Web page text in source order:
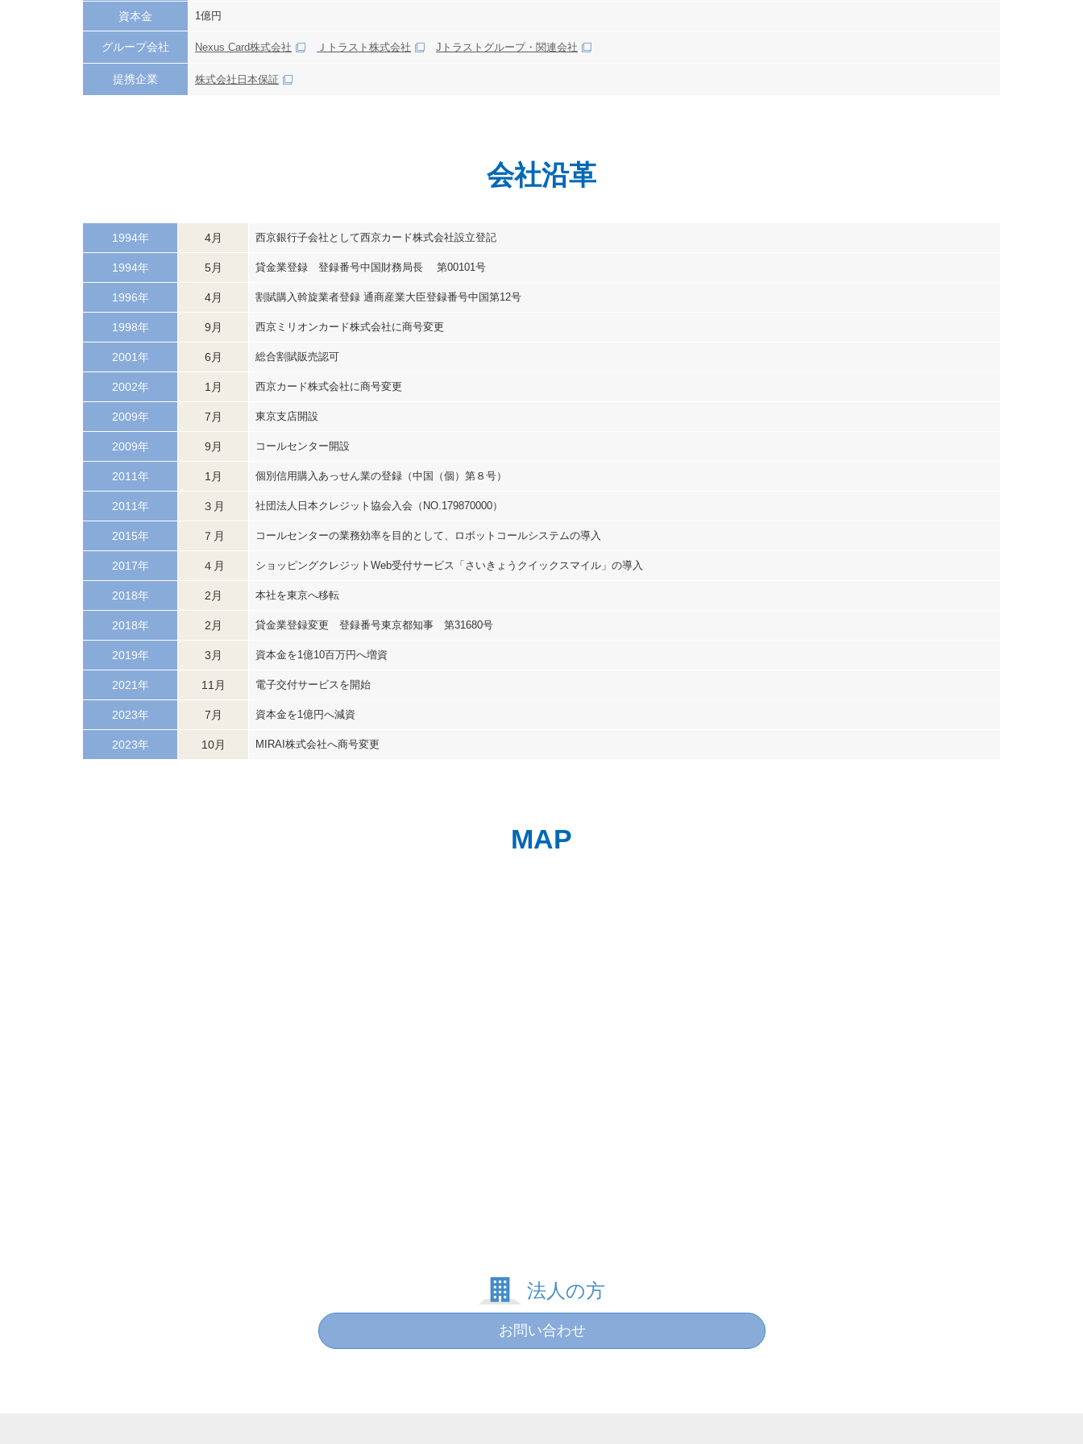
資本金 1億円
グループ会社 Nexus Card株式会社 Ｊトラスト株式会社 Jトラストグループ・関連会社
提携企業 株式会社日本保証
会社沿革
1994年 4月 西京銀行子会社として西京カード株式会社設立登記
1994年 5月 貸金業登録 登録番号中国財務局長 第00101号
1996年 4月 割賦購入斡旋業者登録 通商産業大臣登録番号中国第12号
1998年 9月 西京ミリオンカード株式会社に商号変更
2001年 6月 総合割賦販売認可
2002年 1月 西京カード株式会社に商号変更
2009年 7月 東京支店開設
2009年 9月 コールセンター開設
2011年 1月 個別信用購入あっせん業の登録（中国（個）第８号）
2011年 ３月 社団法人日本クレジット協会入会（NO.179870000）
2015年 ７月 コールセンターの業務効率を目的として、ロボットコールシステムの導入
2017年 ４月 ショッピングクレジットWeb受付サービス「さいきょうクイックスマイル」の導入
2018年 2月 本社を東京へ移転
2018年 2月 貸金業登録変更 登録番号東京都知事 第31680号
2019年 3月 資本金を1億10百万円へ増資
2021年 11月 電子交付サービスを開始
2023年 7月 資本金を1億円へ減資
2023年 10月 MIRAI株式会社へ商号変更
MAP
法人の方
お問い合わせ